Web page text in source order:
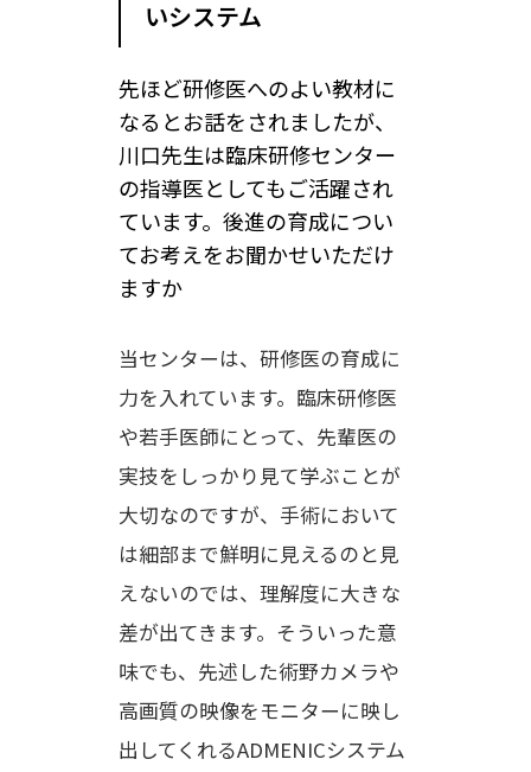
いシステム
先ほど研修医へのよい教材に
なるとお話をされましたが、
川口先生は臨床研修センター
の指導医としてもご活躍され
ています。後進の育成につい
てお考えをお聞かせいただけ
ますか
当センターは、研修医の育成に
力を入れています。臨床研修医
や若手医師にとって、先輩医の
実技をしっかり見て学ぶことが
大切なのですが、手術において
は細部まで鮮明に見えるのと見
えないのでは、理解度に大きな
差が出てきます。そういった意
味でも、先述した術野カメラや
高画質の映像をモニターに映し
出してくれるADMENICシステム